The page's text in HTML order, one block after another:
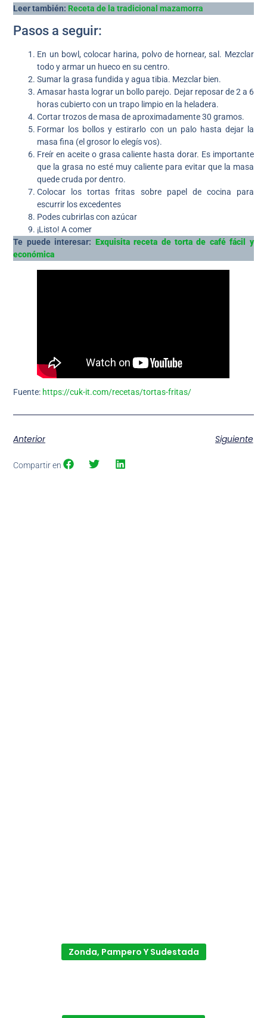
Leer también: Receta de la tradicional mazamorra
Pasos a seguir:
En un bowl, colocar harina, polvo de hornear, sal. Mezclar
todo y armar un hueco en su centro.
Sumar la grasa fundida y agua tibia. Mezclar bien.
Amasar hasta lograr un bollo parejo. Dejar reposar de 2 a 6
horas cubierto con un trapo limpio en la heladera.
Cortar trozos de masa de aproximadamente 30 gramos.
Formar los bollos y estirarlo con un palo hasta dejar la
masa fina (el grosor lo elegís vos).
Freír en aceite o grasa caliente hasta dorar. Es importante
que la grasa no esté muy caliente para evitar que la masa
quede cruda por dentro.
Colocar los tortas fritas sobre papel de cocina para
escurrir los excedentes
Podes cubrirlas con azúcar
¡Listo! A comer
Te puede interesar: Exquisita receta de torta de café fácil y
económica
Fuente: https://cuk-it.com/recetas/tortas-fritas/
Anterior Siguiente
Compartir en
Zonda, Pampero Y Sudestada